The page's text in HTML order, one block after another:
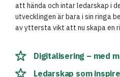
att hända och intar ledarskap i
utvecklingen är bara i sin ringa
av yttersta vikt att nu skapa en
Digitalisering – med
Ledarskap som